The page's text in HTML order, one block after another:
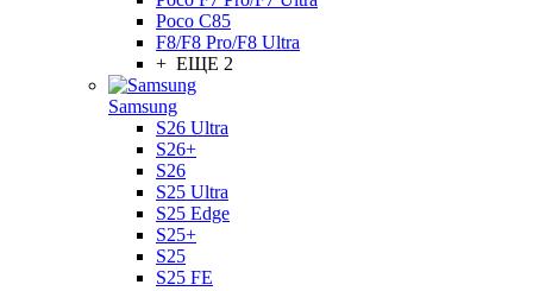
Poco C85
F8/F8 Pro/F8 Ultra
+ ЕЩЕ 2
Samsung
S26 Ultra
S26+
S26
S25 Ultra
S25 Edge
S25+
S25
S25 FE